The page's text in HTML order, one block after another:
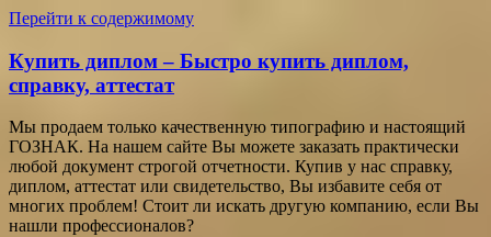
Перейти к содержимому
Купить диплом – Быстро купить диплом,
справку, аттестат
Мы продаем только качественную типографию и настоящий
ГОЗНАК. На нашем сайте Вы можете заказать практически
любой документ строгой отчетности. Купив у нас справку,
диплом, аттестат или свидетельство, Вы избавите себя от
многих проблем! Стоит ли искать другую компанию, если Вы
нашли профессионалов?